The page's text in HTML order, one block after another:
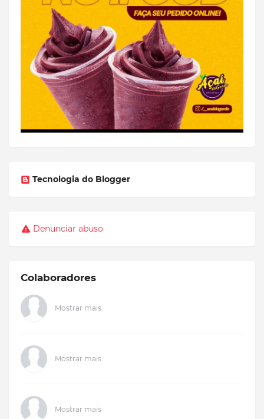
Tecnologia do Blogger
Denunciar abuso
Colaboradores
Mostrar mais
Mostrar mais
Mostrar mais